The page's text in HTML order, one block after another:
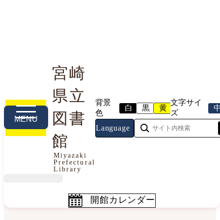
宮崎
県立
図書
館
Miyazaki
Prefectural
Library
背景
色
白 黒 黄
文字サイ
ズ
Language
MENU
利用案内 本や資料を探す 調べる・相談する
今日の開館情報
2026年8月10日（月曜日）
開館カレンダー